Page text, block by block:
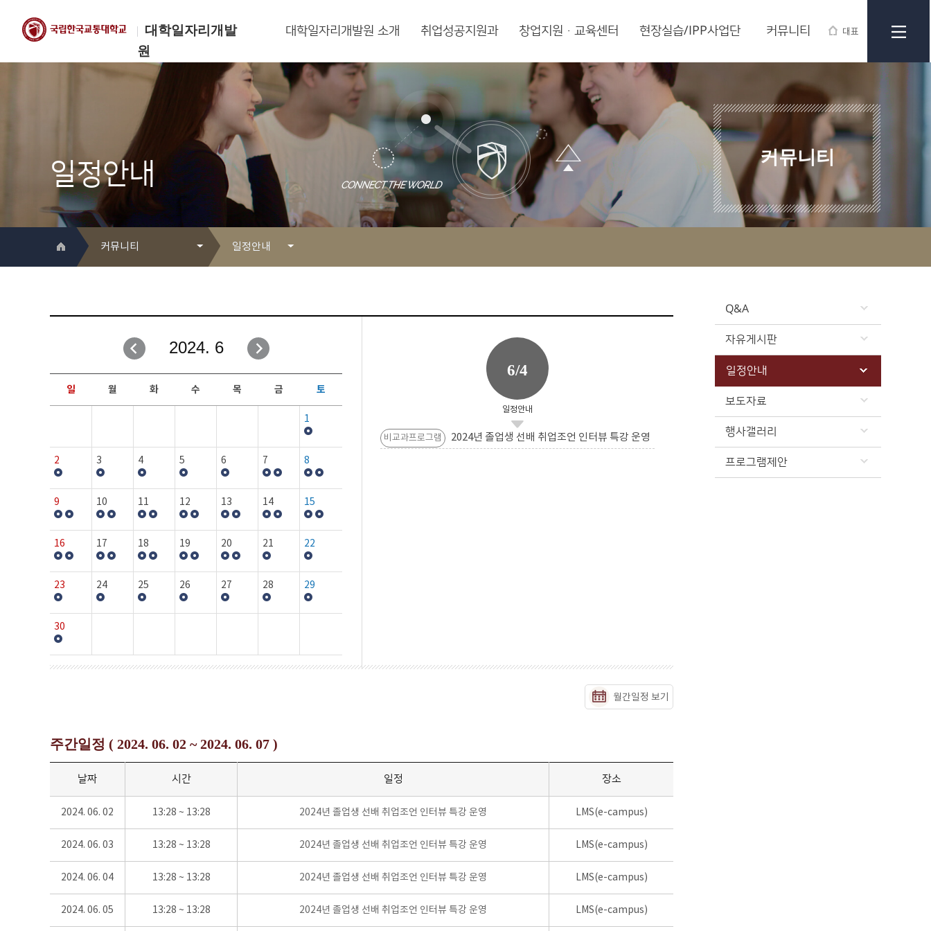
대학일자리개발
원
대표
한국교통대학교
대학일자리개발원
대학일자리개발원 소개 취업성공지원과 창업지원·교육센터 현장실습/IPP사업단 커뮤니티
일정안내
커뮤니티
커뮤니티
취업성공지원과
창업지원·교육센터
현장실습/IPP사업단
커뮤니티
일정안내
자유게시판
일정안내
보도자료
행사갤러리
Q&A
자유게시판
일정안내
보도자료
행사갤러리
프로그램제안
2024. 6
일 월 화 수 목 금 토
1
2 3 4 5 6 7 8
9 10 11 12 13 14 15
16 17 18 19 20 21 22
23 24 25 26 27 28 29
30
6/4
일정안내
비교과프로그램 2024년 졸업생 선배 취업조언 인터뷰 특강 운영
월간일정 보기
주간일정 ( 2024. 06. 02 ~ 2024. 06. 07 )
날짜 시간 일정 장소
2024. 06. 02 13:28 ~ 13:28 2024년 졸업생 선배 취업조언 인터뷰 특강 운영 LMS(e-campus)
2024. 06. 03 13:28 ~ 13:28 2024년 졸업생 선배 취업조언 인터뷰 특강 운영 LMS(e-campus)
2024. 06. 04 13:28 ~ 13:28 2024년 졸업생 선배 취업조언 인터뷰 특강 운영 LMS(e-campus)
2024. 06. 05 13:28 ~ 13:28 2024년 졸업생 선배 취업조언 인터뷰 특강 운영 LMS(e-campus)